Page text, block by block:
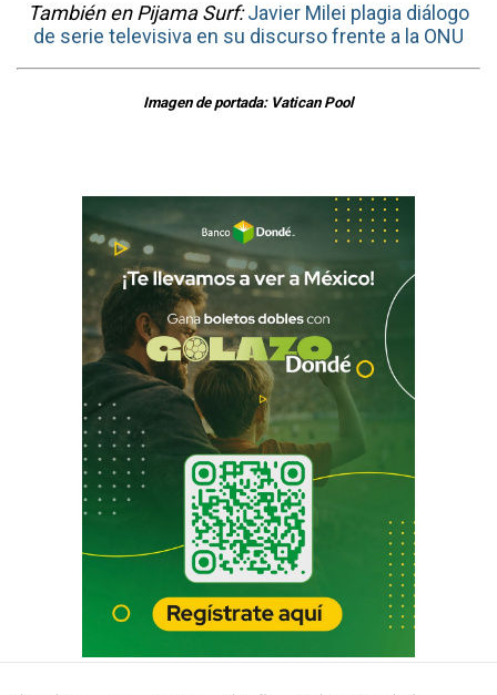
También en Pijama Surf: Javier Milei plagia diálogo
de serie televisiva en su discurso frente a la ONU
Imagen de portada: Vatican Pool